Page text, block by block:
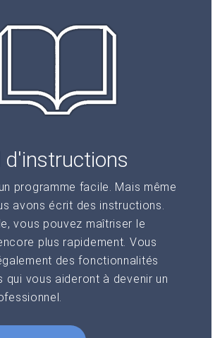
d'instructions
programme facile. Mais même
avons écrit des instructions.
vous pouvez maîtriser le
plus rapidement. Vous
des fonctionnalités
qui vous aideront à devenir un